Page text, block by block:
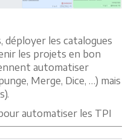
déployer les catalogues
les projets en bon
automatiser
Merge, Dice, …) mais
automatiser les TPI